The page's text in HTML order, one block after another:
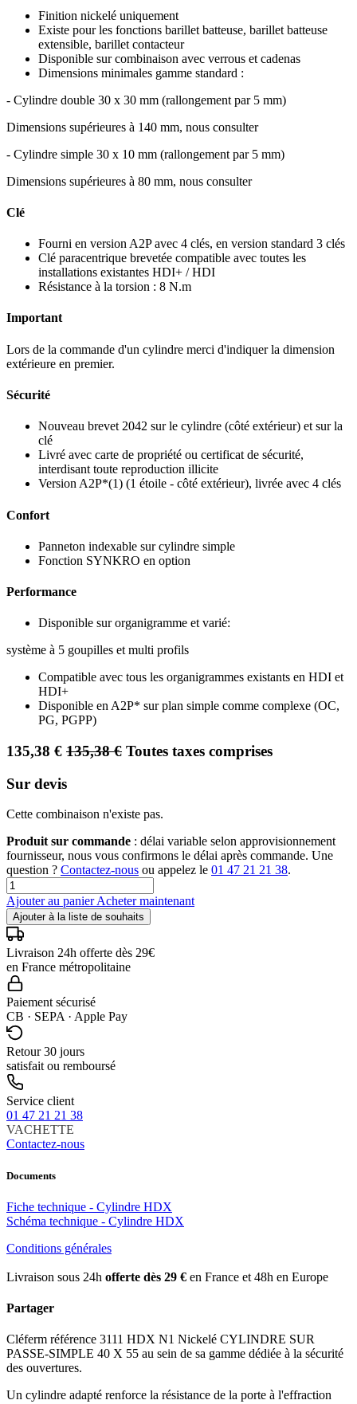
Finition nickelé uniquement
Existe pour les fonctions barillet batteuse, barillet batteuse
extensible, barillet contacteur
Disponible sur combinaison avec verrous et cadenas
Dimensions minimales gamme standard :
- Cylindre double 30 x 30 mm (rallongement par 5 mm)
Dimensions supérieures à 140 mm, nous consulter
- Cylindre simple 30 x 10 mm (rallongement par 5 mm)
Dimensions supérieures à 80 mm, nous consulter
Clé
Fourni en version A2P avec 4 clés, en version standard 3 clés
Clé paracentrique brevetée compatible avec toutes les
installations existantes HDI+ / HDI
Résistance à la torsion : 8 N.m
Important
Lors de la commande d'un cylindre merci d'indiquer la dimension
extérieure en premier.
Sécurité
Nouveau brevet 2042 sur le cylindre (côté extérieur) et sur la
clé
Livré avec carte de propriété ou certificat de sécurité,
interdisant toute reproduction illicite
Version A2P*(1) (1 étoile - côté extérieur), livrée avec 4 clés
Confort
Panneton indexable sur cylindre simple
Fonction SYNKRO en option
Performance
Disponible sur organigramme et varié:
système à 5 goupilles et multi profils
Compatible avec tous les organigrammes existants en HDI et
HDI+
Disponible en A2P* sur plan simple comme complexe (OC,
PG, PGPP)
135,38 € 135,38€ Toutes taxes comprises
Sur devis
Cette combinaison n'existe pas.
Produit sur commande : délai variable selon approvisionnement
fournisseur, nous vous confirmons le délai après commande. Une
question ? Contactez-nous ou appelez le 01 47 21 21 38.
Ajouter au panierAcheter maintenant
Ajouter à la liste de souhaits
Livraison 24h offerte dès 29€
en France métropolitaine
Paiement sécurisé
CB · SEPA · Apple Pay
Retour 30 jours
satisfait ou remboursé
Service client
01 47 21 21 38
VACHETTE
Contactez-nous
Documents
Fiche technique - Cylindre HDX
Schéma technique - Cylindre HDX
Conditions générales
Livraison sous 24h offerte dès 29 € en France et 48h en Europe
Partager
Cléferm référence 3111 HDX N1 Nickelé CYLINDRE SUR
PASSE-SIMPLE 40 X 55 au sein de sa gamme dédiée à la sécurité
des ouvertures.
Un cylindre adapté renforce la résistance de la porte à l'effraction